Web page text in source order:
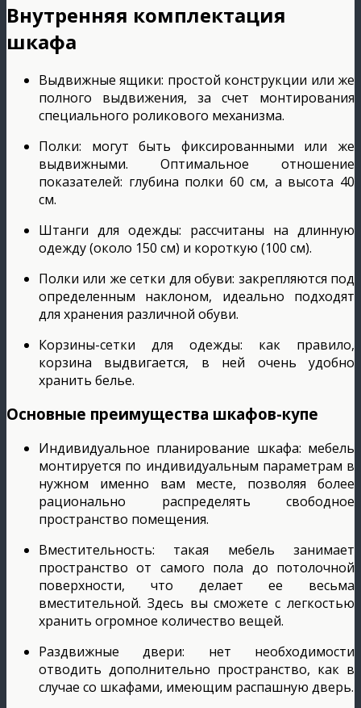
Внутренняя комплектация
шкафа
Выдвижные ящики: простой конструкции или же
полного выдвижения, за счет монтирования
специального роликового механизма.
Полки: могут быть фиксированными или же
выдвижными. Оптимальное отношение
показателей: глубина полки 60 см, а высота 40
см.
Штанги для одежды: рассчитаны на длинную
одежду (около 150 см) и короткую (100 см).
Полки или же сетки для обуви: закрепляются под
определенным наклоном, идеально подходят
для хранения различной обуви.
Корзины-сетки для одежды: как правило,
корзина выдвигается, в ней очень удобно
хранить белье.
Основные преимущества шкафов-купе
Индивидуальное планирование шкафа: мебель
монтируется по индивидуальным параметрам в
нужном именно вам месте, позволяя более
рационально распределять свободное
пространство помещения.
Вместительность: такая мебель занимает
пространство от самого пола до потолочной
поверхности, что делает ее весьма
вместительной. Здесь вы сможете с легкостью
хранить огромное количество вещей.
Раздвижные двери: нет необходимости
отводить дополнительно пространство, как в
случае со шкафами, имеющим распашную дверь.